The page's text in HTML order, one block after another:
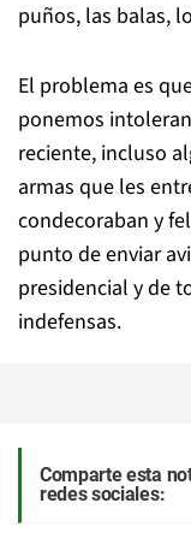
puños, las balas,
El problema es
ponemos
reciente, incluso
armas que les
condecoraban y
punto de enviar
presidencial y de
indefensas.
Comparte esta
redes sociales: